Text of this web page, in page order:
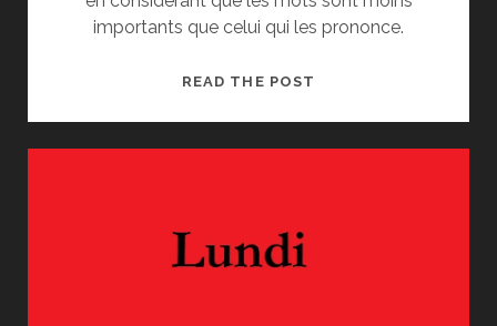
importants que celui qui les prononce.
READ THE POST